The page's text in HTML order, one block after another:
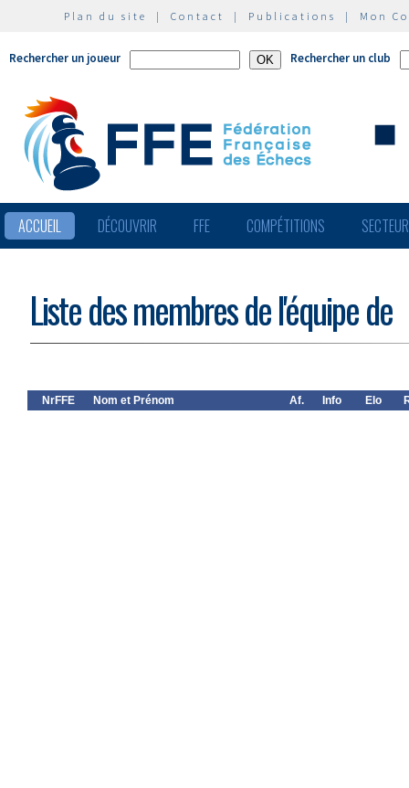
Plan du site | Contact | Publications | Mon
Rechercher un joueur Rechercher un club
ACCUEIL DÉCOUVRIR FFE COMPÉTITIONS
Liste des membres de l'équipe de
NrFFE Nom et Prénom Af. Info Elo